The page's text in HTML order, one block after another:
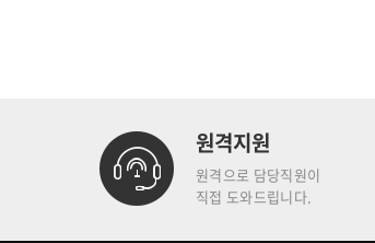
원격지원
원격으로 담당직원이
직접 도와드립니다.